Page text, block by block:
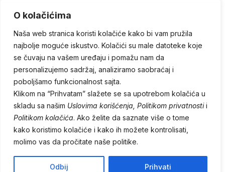
O kolačićima
Naša web stranica koristi kolačiće kako bi vam pružila
najbolje moguće iskustvo. Kolačići su male datoteke koje
se čuvaju na vašem uređaju i pomažu nam da
personalizujemo sadržaj, analiziramo saobraćaj i
poboljšamo funkcionalnost sajta.
Klikom na “Prihvatam” slažete se sa upotrebom kolačića u
skladu sa našim Uslovima korišćenja Politikom privatnostii
Politikom kolačića. Ako želite da saznate više o tome
kako koristimo kolačiće i kako ih možete kontrolisati,
molimo vas da pročitate naše politike.
Odbij Prihvati